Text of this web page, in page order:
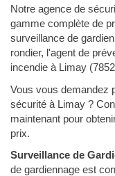
Notre agence de
gamme complète de
surveillance de
rondier, l'agent de
incendie à Limay
Vous vous demandez
sécurité à Limay ?
maintenant pour
prix.
Surveillance de
de gardiennage est